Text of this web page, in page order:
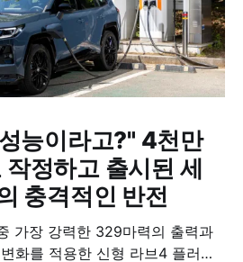
능이라고?" 4천만
정하고 출시된 세
충격적인 반전
가장 강력한 329마력의 출력과
화를 적용한 신형 라브4 플러그